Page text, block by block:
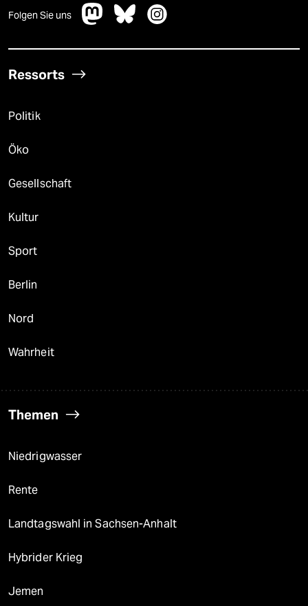
Folgen Sie uns
Ressorts
Politik
Öko
Gesellschaft
Kultur
Sport
Berlin
Nord
Wahrheit
Themen
Niedrigwasser
Rente
Landtagswahl in Sachsen-Anhalt
Hybrider Krieg
Jemen